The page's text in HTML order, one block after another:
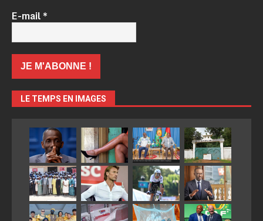
E-mail*
LE TEMPS EN IMAGES